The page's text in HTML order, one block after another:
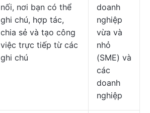
nối, nơi bạn có thể
ghi chú, hợp tác,
chia sẻ và tạo công
việc trực tiếp từ các
ghi chú
doanh
nghiệp
vừa và
nhỏ
(SME) và
các
doanh
nghiệp